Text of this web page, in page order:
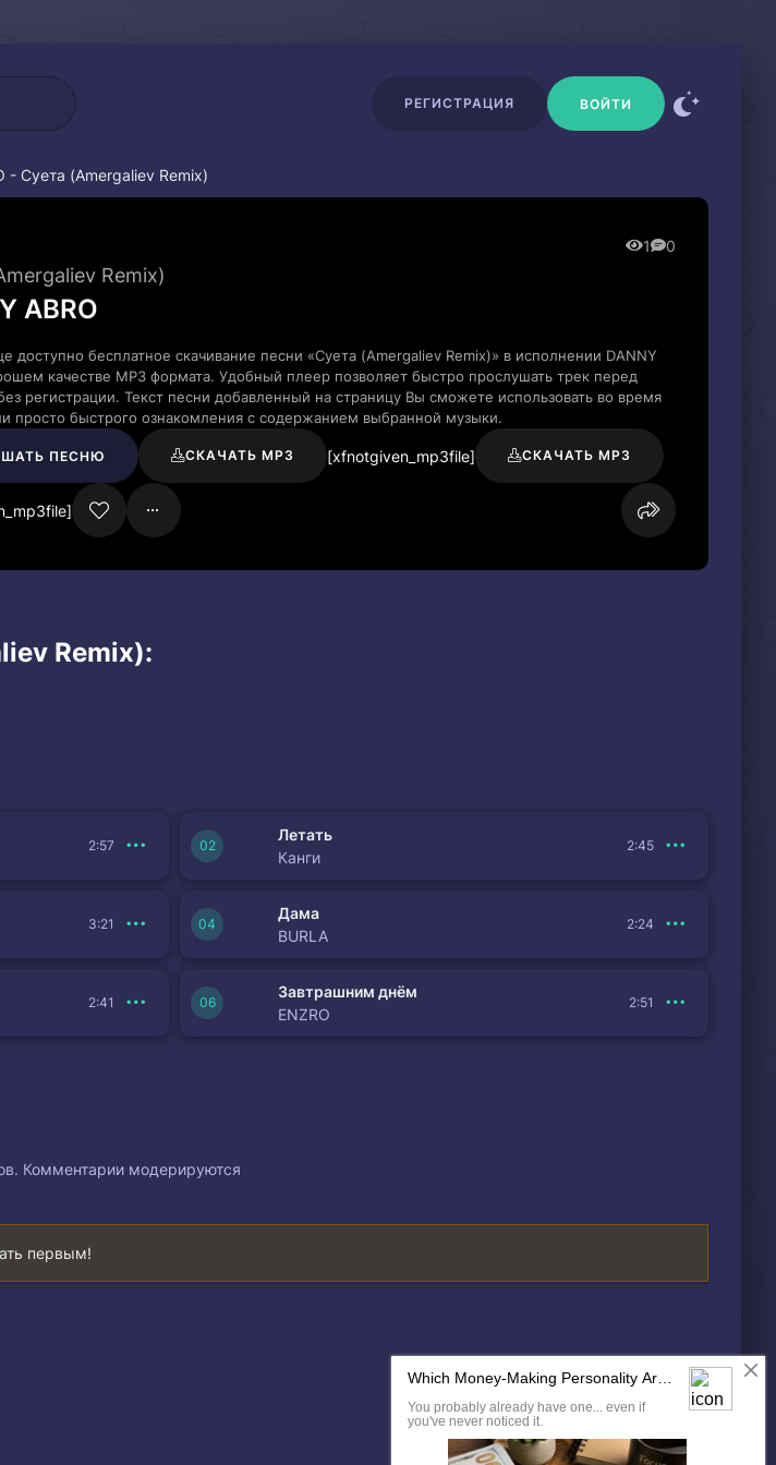
РЕГИСТРАЦИЯ ВОЙТИ
- Суета (Amergaliev Remix)
1 0
Remix)
ABRO
доступно бесплатное скачивание песни «Суета (Amergaliev Remix)» в исполнении DANNY
качестве MP3 формата. Удобный плеер позволяет быстро прослушать трек перед
регистрации. Текст песни добавленный на страницу Вы сможете использовать во время
просто быстрого ознакомления с содержанием выбранной музыки.
ПЕСНЮ СКАЧАТЬ MP3 [xfnotgiven_mp3file] СКАЧАТЬ MP3
Remix):
2:57
Летать
Канги
2:45
3:21
Дама
BURLA
2:24
2:41
Завтрашним днём
ENZRO
2:51
Комментарии модерируются
первым!